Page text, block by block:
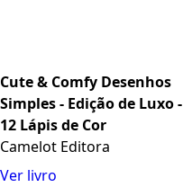
Cute & Comfy Desenhos
Simples - Edição de Luxo -
12 Lápis de Cor
Camelot Editora
Ver livro